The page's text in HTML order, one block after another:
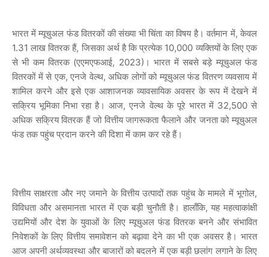
भारत में म्यूचुअल फंड वितरकों की संख्या भी चिंता का विषय है। वर्तमान में, केवल
1.31 लाख वितरक हैं, जिसका अर्थ है कि प्रत्येक 10,000 व्यक्तियों के लिए एक
से भी कम वितरक (एएमएफआई, 2023)। भारत में सबसे बड़े म्यूचुअल फंड
वितरकों में से एक, एनजे वेल्थ, अधिक लोगों को म्यूचुअल फंड वितरण व्यवसाय में
शामिल करने और इसे एक आशाजनक व्यावसायिक अवसर के रूप में देखने में
सक्रिय भूमिका निभा रहा है। आज, एनजे वेल्थ के पूरे भारत में 32,500 से
अधिक सक्रिय वितरक हैं जो वित्तीय जागरूकता फैलाने और जनता को म्यूचुअल
फंड तक पहुंच प्रदान करने की दिशा में काम कर रहे हैं।
वित्तीय साक्षरता और नए जमाने के वित्तीय उत्पादों तक पहुंच के मामले में भूगोल,
विविधता और असमानता भारत में एक बड़ी चुनौती है। हालाँकि, यह महत्वाकांक्षी
उद्यमियों और देश के युवाओं के लिए म्यूचुअल फंड वितरक बनने और संभावित
निवेशकों के लिए वित्तीय समावेशन को बढ़ावा देने का भी एक अवसर है। भारत
आज अपनी अर्थव्यवस्था और बाजारों को बदलने में एक बड़ी छलांग लगाने के लिए